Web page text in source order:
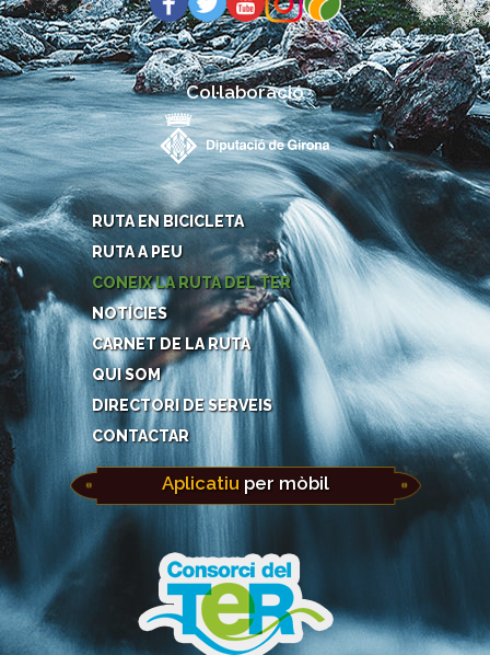
Col·laboració
RUTA EN BICICLETA
RUTA A PEU
CONEIX LA RUTA DEL TER
NOTÍCIES
CARNET DE LA RUTA
QUI SOM
DIRECTORI DE SERVEIS
CONTACTAR
Aplicatiuper mòbil